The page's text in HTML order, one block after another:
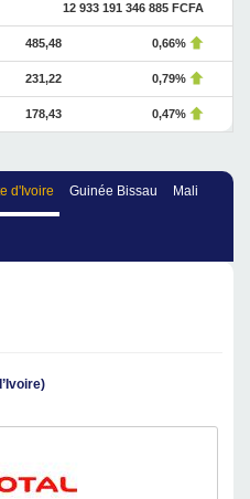
12 933 191 346 885 FCFA
485,48 0,66%
231,22 0,79%
178,43 0,47%
d'Ivoire Guinée Bissau Mali